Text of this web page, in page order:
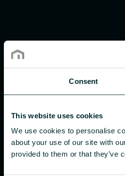
Consent
This website uses cookies
We use cookies to personalise
about your use of our site with
provided to them or that they’ve